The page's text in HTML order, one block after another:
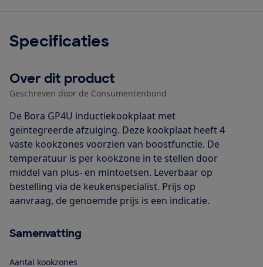
Specificaties
Over dit product
Geschreven door de Consumentenbond
De Bora GP4U inductiekookplaat met
geïntegreerde afzuiging. Deze kookplaat heeft 4
vaste kookzones voorzien van boostfunctie. De
temperatuur is per kookzone in te stellen door
middel van plus- en mintoetsen. Leverbaar op
bestelling via de keukenspecialist. Prijs op
aanvraag, de genoemde prijs is een indicatie.
Samenvatting
Aantal kookzones